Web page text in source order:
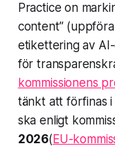
Practice on
content”
etikettering av
för
kommissionens
tänkt att förfinas
ska enligt
2026( EU-